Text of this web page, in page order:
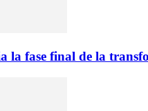
la fase final de la